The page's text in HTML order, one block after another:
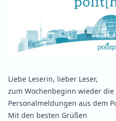
Liebe Leserin, lieber Leser,
zum Wochenbeginn wieder die
Personalmeldungen aus dem
Mit den besten Grüßen